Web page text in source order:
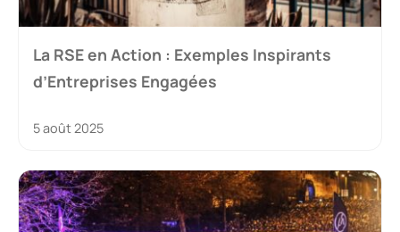
La RSE en Action : Exemples Inspirants
d’Entreprises Engagées
5 août 2025